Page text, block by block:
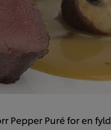
Pepper Puré for en